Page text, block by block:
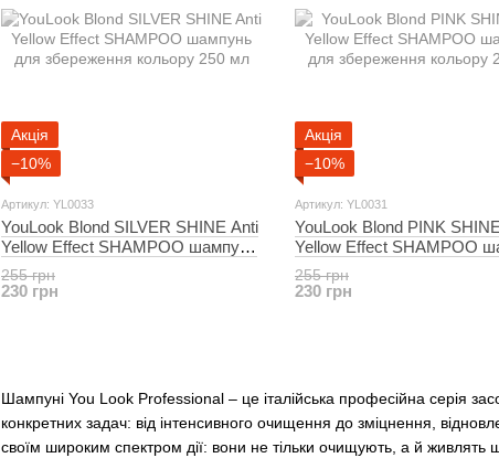
Шампуні You Look Professional – це італійська професійна серія
конкретних задач: від інтенсивного очищення до зміцнення,
своїм широким спектром дії: вони не тільки очищують, а й живлять
Акція
−10%
Артикул: YL0033
YouLook Blond SILVER SHINE Anti
Yellow Effect SHAMPOO шампунь
для збереження кольору 250 мл
255 грн
230 грн
Акція
−10%
Артикул: YL0031
YouLook Blond PINK
Yellow Effect SHAMPOO
для збереження кольору
255 грн
230 грн